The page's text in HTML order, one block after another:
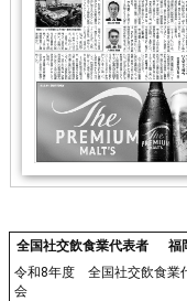
全国社交飲食業代表者 福
令和8年度 全国社交飲食
会